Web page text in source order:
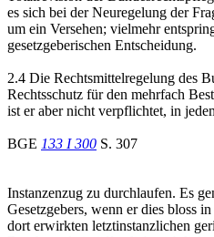
es sich bei der Neuregelung der
um ein Versehen; vielmehr
gesetzgeberischen Entscheidung.
2.4 Die Rechtsmittelregelung des
Rechtsschutz für den mehrfach
ist er aber nicht verpflichtet, in
BGE 133 I 300 S. 307
Instanzenzug zu durchlaufen. Es
Gesetzgebers, wenn er dies bloss
dort erwirkten letztinstanzlichen